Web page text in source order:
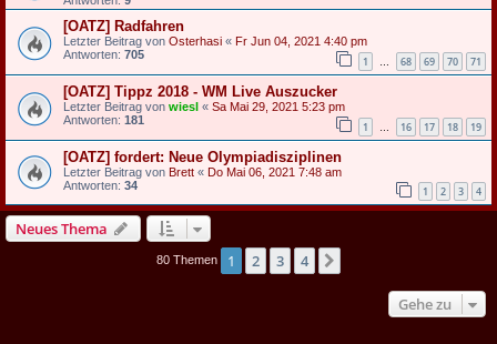
[OATZ] Radfahren
Letzter Beitrag von Osterhasi « Fr Jun 04, 2021 4:40 pm
Antworten: 705 1 … 68 69 70 71
[OATZ] Tippz 2018 - WM Live Auszucker
Letzter Beitrag von wiesl « Sa Mai 29, 2021 5:23 pm
Antworten: 181 1 … 16 17 18 19
[OATZ] fordert: Neue Olympiadisziplinen
Letzter Beitrag von Brett « Do Mai 06, 2021 7:48 am
Antworten: 34 1 2 3 4
Neues Thema
80 Themen 1 2 3 4
Gehe zu